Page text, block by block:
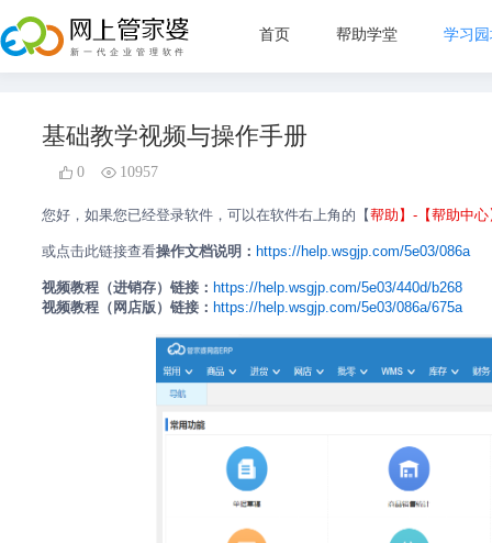
首页 帮助学堂 学习
常见
基础教学视频与操作手册
0 10957
您好，如果您已经登录软件，可以在软件右上角的【帮助】-【帮助中
或点击此链接查看操作文档说明： https://help.wsgjp.com/5e03/086a
视频教程（进销存）链接： https://help.wsgjp.com/5e03/440d/b268
视频教程（网店版）链接： https://help.wsgjp.com/5e03/086a/675a